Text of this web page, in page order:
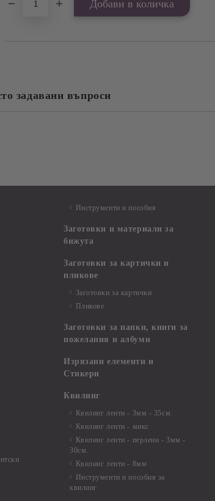
задавани въпроси
Инструменти и пособия
Заготовки и материали за
бижута
Заготовки за картички и
пликове
Заготовки за картички
Пликове
Заготовки за папки, книги за
пожелания и албуми
Изрязани елементи и
Стикери
Квилинг
Квилинг ленти - 3мм - 35см.
Квилинг ленти - микс
Квилинг ленти - перлени - 3мм -
30см.
Квилинг ленти - 8мм
Инструменти и пособия за
квилинг